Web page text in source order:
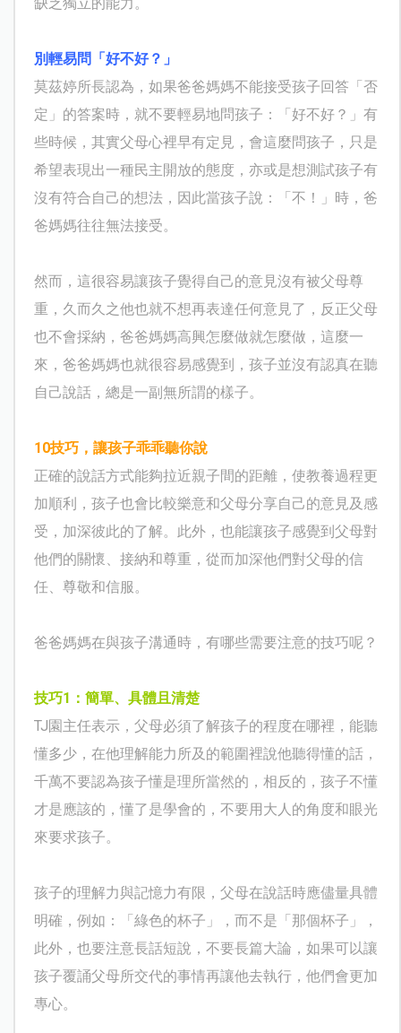
缺乏獨立的能力。
別輕易問「好不好？」
莫茲婷所長認為，如果爸爸媽媽不能接受孩子回答「否
定」的答案時，就不要輕易地問孩子：「好不好？」有
些時候，其實父母心裡早有定見，會這麼問孩子，只是
希望表現出一種民主開放的態度，亦或是想測試孩子有
沒有符合自己的想法，因此當孩子說：「不！」時，爸
爸媽媽往往無法接受。
然而，這很容易讓孩子覺得自己的意見沒有被父母尊
重，久而久之他也就不想再表達任何意見了，反正父母
也不會採納，爸爸媽媽高興怎麼做就怎麼做，這麼一
來，爸爸媽媽也就很容易感覺到，孩子並沒有認真在聽
自己說話，總是一副無所謂的樣子。
10技巧，讓孩子乖乖聽你說
正確的說話方式能夠拉近親子間的距離，使教養過程更
加順利，孩子也會比較樂意和父母分享自己的意見及感
受，加深彼此的了解。此外，也能讓孩子感覺到父母對
他們的關懷、接納和尊重，從而加深他們對父母的信
任、尊敬和信服。
爸爸媽媽在與孩子溝通時，有哪些需要注意的技巧呢？
技巧1 ：簡單、具體且清楚
TJ 園主任表示，父母必須了解孩子的程度在哪裡，能聽
懂多少，在他理解能力所及的範圍裡說他聽得懂的話，
千萬不要認為孩子懂是理所當然的，相反的，孩子不懂
才是應該的，懂了是學會的，不要用大人的角度和眼光
來要求孩子。
孩子的理解力與記憶力有限，父母在說話時應儘量具體
明確，例如：「綠色的杯子」，而不是「那個杯子」，
此外，也要注意長話短說，不要長篇大論，如果可以讓
孩子覆誦父母所交代的事情再讓他去執行，他們會更加
專心。